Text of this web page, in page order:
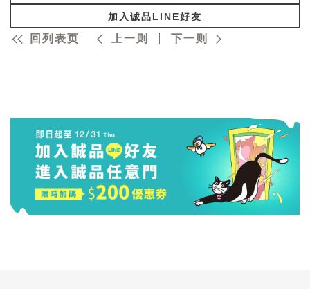
加入诚品LINE好友
回列表页 上一则 下一则